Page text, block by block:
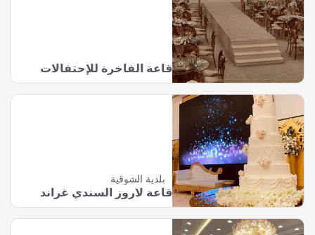
قاعة الفاخرة للإحتفالات
بلدية الشوقية
قاعة لاروز السندي غراند